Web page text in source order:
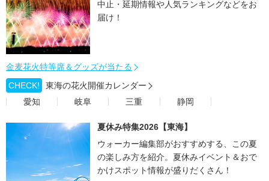
中止・延期情報や人気ランキングなどをお
届け！
金麦花火特等席＆グッズが当たる
CHECK!
東海の花火開催カレンダー
愛知
岐阜 三重 静岡
夏休み特集2026【東海】
ウォーカー編集部がおすすめする、この夏
の楽しみ方を紹介。夏休みイベント＆おで
かけスポット情報が盛りだくさん！